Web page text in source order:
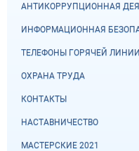
АНТИКОРРУПЦИОННАЯ
ИНФОРМАЦИОННАЯ
ТЕЛЕФОНЫ ГОРЯЧЕЙ
ОХРАНА ТРУДА
КОНТАКТЫ
НАСТАВНИЧЕСТВО
МАСТЕРСКИЕ 2021